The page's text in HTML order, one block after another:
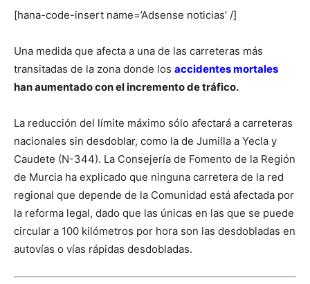
[hana-code-insert name=’Adsense noticias’ /]
Una medida que afecta a una de las carreteras más
transitadas de la zona donde los accidentes mortales
han aumentado con el incremento de tráfico.
La reducción del límite máximo sólo afectará a carreteras
nacionales sin desdoblar, como la de Jumilla a Yecla y
Caudete (N-344). La Consejería de Fomento de la Región
de Murcia ha explicado que ninguna carretera de la red
regional que depende de la Comunidad está afectada por
la reforma legal, dado que las únicas en las que se puede
circular a 100 kilómetros por hora son las desdobladas en
autovías o vías rápidas desdobladas.